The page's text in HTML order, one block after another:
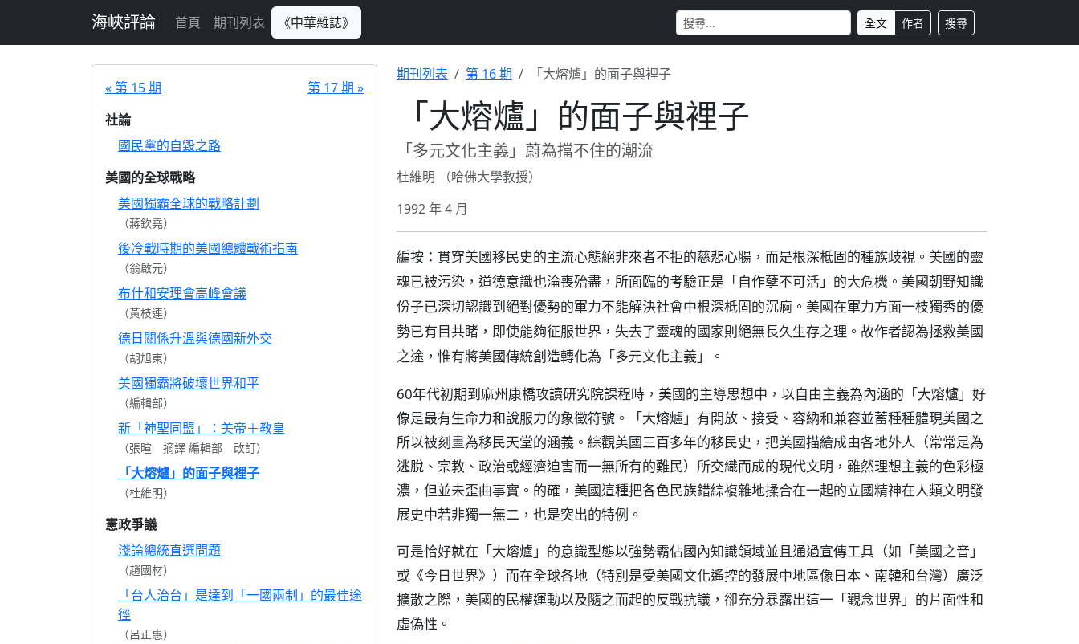
海峽評論 首頁 期刊列表 《中華雜誌》 全文 作者 搜尋
« 第 15 期
第 17 期 »
社論
國民黨的自毀之路
美國的全球戰略
美國獨霸全球的戰略計劃
（蔣欽堯）
後冷戰時期的美國總體戰術指南
（翁啟元）
布什和安理會高峰會議
（黃枝連）
德日關係升溫與德國新外交
（胡旭東）
美國獨霸將破壞世界和平
（編輯部）
新「神聖同盟」：美帝＋教皇
（張暄 摘譯 編輯部 改訂）
「大熔爐」的面子與裡子
（杜維明）
憲政爭議
淺論總統直選問題
（趙國材）
「台人治台」是達到「一國兩制」的最佳途
徑
（呂正惠）
期刊列表 第 16 期 「大熔爐」的面子與裡子
「大熔爐」的面子與裡子
「多元文化主義」蔚為擋不住的潮流
杜維明 （哈佛大學教授）
1992 年 4 月
編按：貫穿美國移民史的主流心態絕非來者不拒的慈悲心腸，而是根深柢固的種族歧視。美國的靈
魂已被污染，道德意識也淪喪殆盡，所面臨的考驗正是「自作孽不可活」的大危機。美國朝野知識
份子已深切認識到絕對優勢的軍力不能解決社會中根深柢固的沉痾。美國在軍力方面一枝獨秀的優
勢已有目共睹，即使能夠征服世界，失去了靈魂的國家則絕無長久生存之理。故作者認為拯救美國
之途，惟有將美國傳統創造轉化為「多元文化主義」。
60年代初期到麻州康橋攻讀研究院課程時，美國的主導思想中，以自由主義為內涵的「大熔爐」好
像是最有生命力和說服力的象徵符號。「大熔爐」有開放、接受、容納和兼容並蓄種種體現美國之
所以被刻畫為移民天堂的涵義。綜觀美國三百多年的移民史，把美國描繪成由各地外人（常常是為
逃脫、宗教、政治或經濟迫害而一無所有的難民）所交織而成的現代文明，雖然理想主義的色彩極
濃，但並未歪曲事實。的確，美國這種把各色民族錯綜複雜地揉合在一起的立國精神在人類文明發
展史中若非獨一無二，也是突出的特例。
可是恰好就在「大熔爐」的意識型態以強勢霸佔國內知識領域並且通過宣傳工具（如「美國之音」
或《今日世界》）而在全球各地（特別是受美國文化遙控的發展中地區像日本、南韓和台灣）廣泛
擴散之際，美國的民權運動以及隨之而起的反戰抗議，卻充分暴露出這一「觀念世界」的片面性和
虛偽性。